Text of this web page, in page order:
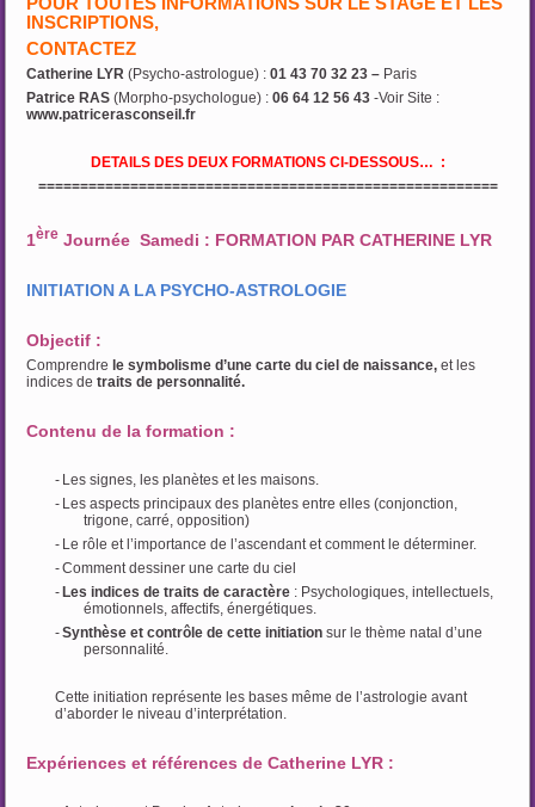
POUR TOUTES INFORMATIONS SUR LE STAGE ET LES
INSCRIPTIONS,
CONTACTEZ
Catherine LYR (Psycho-astrologue) : 01 43 70 32 23 – Paris
Patrice RAS (Morpho-psychologue) :06 64 12 56 43 -Voir Site :
www.patricerasconseil.fr
DETAILS DES DEUX FORMATIONS CI-DESSOUS… :
=======================================================
1ère Journée Samedi : FORMATION PAR CATHERINE LYR
INITIATION A LA PSYCHO-ASTROLOGIE
Objectif :
Comprendre le symbolisme d’une carte du ciel de naissance, et les
indices detraits de personnalité.
Contenu de la formation :
- Les signes, les planètes et les maisons.
- Les aspects principaux des planètes entre elles (conjonction,
trigone, carré, opposition)
- Le rôle et l’importance de l’ascendant et comment le déterminer.
-Comment dessiner une carte du ciel
- Les indices de traits de caractère : Psychologiques, intellectuels,
émotionnels, affectifs, énergétiques.
-Synthèse et contrôle de cette initiation sur le thème natal d’une
personnalité.
Cette initiation représente les bases même de l’astrologie avant
d’aborder le niveau d’interprétation.
Expériences et références de Catherine LYR :